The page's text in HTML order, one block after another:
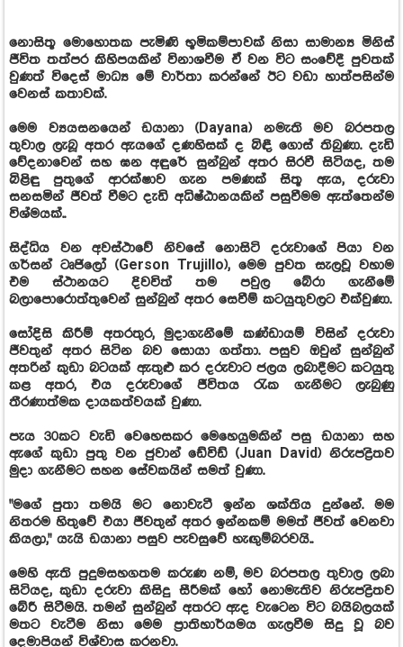
නොසිතූ මොහොතක පැමිණි භූමිකම්පාවක් නිසා සාමාන්‍ය මිනිස්
ජීවිත තත්පර කිහිපයකින් විනාශවීම ඒ වන විට සංවේදී පුවතක්
වුණත් විදෙස් මාධ්‍ය මේ වාර්තා කරන්නේ ඊට වඩා හාත්පසින්ම
වෙනස් කතාවක්.
මෙම ව්‍යයසනයෙන් ඩයානා (Dayana) නමැති මව බරපතල
තුවාල ලැබූ අතර ඇයගේ දණහිසක් ද බිඳී ගොස් තිබුණා. දැඩි
වේදනාවෙන් සහ ඝන අඳුරේ සුන්බුන් අතර සිරවී සිටියද, තම
බිළිඳු පුතුගේ ආරක්ෂාව ගැන පමණක් සිතූ ඇය, දරුවා
සනසමින් ජීවත් වීමට දැඩි අධිෂ්ඨානයකින් පසුවීමම ඇත්තෙන්ම
විශ්මයක්..
සිද්ධිය වන අවස්ථාවේ නිවසේ නොසිටි දරුවාගේ පියා වන
ගර්සන් ටෘජිලෝ (Gerson Trujillo), මෙම පුවත සැලවූ වහාම
එම ස්ථානයට දිවවිත් තම පවුල බේරා ගැනීමේ
බලාපොරොත්තුවෙන් සුන්බුන් අතර සෙවීම් කටයුතුවලට එක්වුණා.
සෝදිසි කිරීම් අතරතුර, මුදාගැනීමේ කණ්ඩායම් විසින් දරුවා
ජීවතුන් අතර සිටින බව සොයා ගත්තා. පසුව ඔවුන් සුන්බුන්
අතරින් කුඩා බටයක් ඇතුළු කර දරුවාට ජලය ලබාදීමට කටයුතු
කළ අතර, එය දරුවාගේ ජීවිතය රැක ගැනීමට ලැබුණු
තීරණාත්මක දායකත්වයක් වුණා.
පැය 30කට වැඩි වෙහෙසකර මෙහෙයුමකින් පසු ඩයානා සහ
ඇගේ කුඩා පුතු වන ජුවාන් ඩේවිඩ් (Juan David) නිරුපද්‍රිතව
මුදා ගැනීමට සහන සේවකයින් සමත් වුණා.
"මගේ පුතා තමයි මට නොවැටී ඉන්න ශක්තිය දුන්නේ. මම
නිතරම හිතුවේ එයා ජීවතුන් අතර ඉන්නකම් මමත් ජීවත් වෙනවා
කියලා," යැයි ඩයානා පසුව පැවසුවේ හැඟුම්බරවයි..
මෙහි ඇති පුදුමසහගතම කරුණ නම්, මව බරපතල තුවාල ලබා
සිටියද, කුඩා දරුවා කිසිදු සීරීමක් හෝ නොමැතිව නිරුපද්‍රිතව
බේරී සිටීමයි. තමන් සුන්බුන් අතරට ඇද වැටෙන විට බයිබලයක්
මතට වැටීම නිසා මෙම ප්‍රාතිහාර්යමය ගැලවීම සිදු වූ බව
දෙමාපියන් විශ්වාස කරනවා.